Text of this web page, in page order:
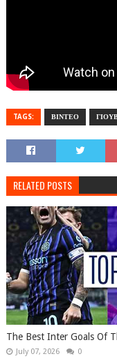
TAGS: ΒΙΝΤΕΟ
RELATED POSTS
The Best Inter Goals Of
July 07, 2026 0